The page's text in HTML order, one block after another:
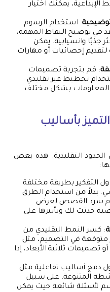
يمكنك اختيار
: استخدام الرسوم
في توضيح النقاط المهمة،
جذبًا وانسيابية. يمكن
لتقديم إحصائيات أو مهارات
: قم بتجربة تصميمات
تخطيط غير تقليدي
المعلومات بشكل مختلف
بأساليب
الحدود التقليدية. هذه بعض
التفكير بطريقة مختلفة
بدلاً من استخدام الطرق
سرد القصص لعرض
حدثت لك وتأثيرها على
: كسر النمط التقليدي من
متوقعة في التصميم، مثل
ثلاثية الأبعاد، إذا
دمج أساليب تفاعلية مثل
المتنوعة. على سبيل
لأسئلة شائعة حيث يمكن